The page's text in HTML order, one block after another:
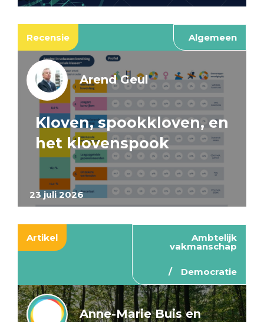
Recensie Algemeen
23 juli 2026
Arend Geul
Kloven, spookkloven, en
het klovenspook
Artikel Ambtelijk
vakmanschap
Democratie
Anne-Marie Buis en